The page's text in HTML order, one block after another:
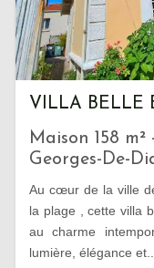
VILLA BELLE
Maison 158
Georges-De-
Au cœur de la ville
la plage , cette villa
au charme
lumière, élégance